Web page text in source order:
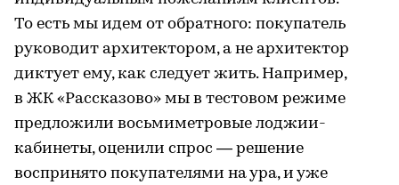
То есть мы идем от обратного: покупатель
руководит архитектором, а не архитектор
диктует ему, как следует жить. Например,
в ЖК «Рассказово» мы в тестовом режиме
предложили восьмиметровые лоджии-
кабинеты, оценили спрос — решение
воспринято покупателями на ура, и уже